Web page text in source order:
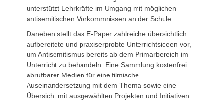
unterstützt Lehrkräfte im Umgang mit möglichen
antisemitischen Vorkommnissen an der Schule.
Daneben stellt das E-Paper zahlreiche übersichtlich
aufbereitete und praxiserprobte Unterrichtsideen vor,
um Antisemitismus bereits ab dem Primarbereich im
Unterricht zu behandeln. Eine Sammlung kostenfrei
abrufbarer Medien für eine filmische
Auseinandersetzung mit dem Thema sowie eine
Übersicht mit ausgewählten Projekten und Initiativen